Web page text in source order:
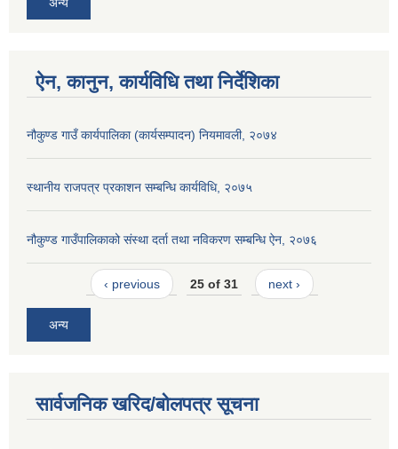
ऐन, कानुन, कार्यविधि तथा निर्देशिका
नौकुण्ड गाउँ कार्यपालिका (कार्यसम्पादन) नियमावली, २०७४
स्थानीय राजपत्र प्रकाशन सम्बन्धि कार्यविधि, २०७५
नौकुण्ड गाउँपालिकाको संस्था दर्ता तथा नविकरण सम्बन्धि ऐन, २०७६
‹ previous 25 of 31 next ›
अन्य
सार्वजनिक खरिद/बोलपत्र सूचना